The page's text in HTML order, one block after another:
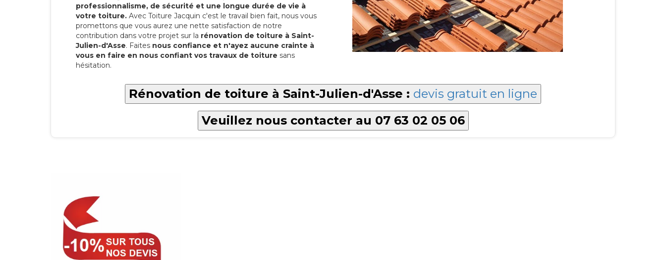
professionnalisme, de sécurité et une longue durée de vie à
votre toiture. Avec Toiture Jacquin c'est le travail bien fait, nous vous
promettons que vous aurez une nette satisfaction de notre
contribution dans votre projet sur la rénovation de toiture à Saint-
Julien-d'Asse. Faites nous confiance et n'ayez aucune crainte à
vous en faire en nous confiant vos travaux de toiture sans
hésitation.
Rénovation de toiture à Saint-Julien-d'Asse : devis gratuit en ligne
Veuillez nous contacter au 07 63 02 05 06